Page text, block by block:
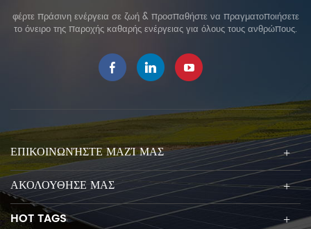
φέρτε πράσινη ενέργεια σε ζωή & προσπαθήστε να πραγματοποιήσετε
το όνειρο της παροχής καθαρής ενέργειας για όλους τους ανθρώπους.
ΕΠΙΚΟΙΝΩΝΉΣΤΕ ΜΑΖΊ ΜΑΣ
ΑΚΟΛΟΥΘΗΣΕ ΜΑΣ
HOT TAGS